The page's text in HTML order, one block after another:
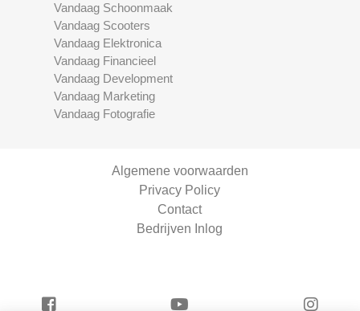
Vandaag Schoonmaak
Vandaag Scooters
Vandaag Elektronica
Vandaag Financieel
Vandaag Development
Vandaag Marketing
Vandaag Fotografie
Algemene voorwaarden
Privacy Policy
Contact
Bedrijven Inlog